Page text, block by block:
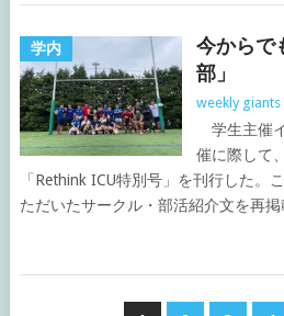
学内
今からで
部」
weekly giants
学生主催
催に際して
「Rethink ICU特別号」を刊行した。
ただいたサークル・部活紹介文を再